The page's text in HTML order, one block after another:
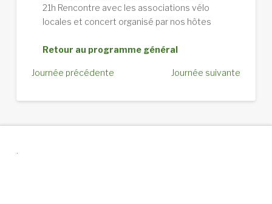
21h Rencontre avec les associations vélo
locales et concert organisé par nos hôtes
Retour au programme général
Journée précédente Journée suivante